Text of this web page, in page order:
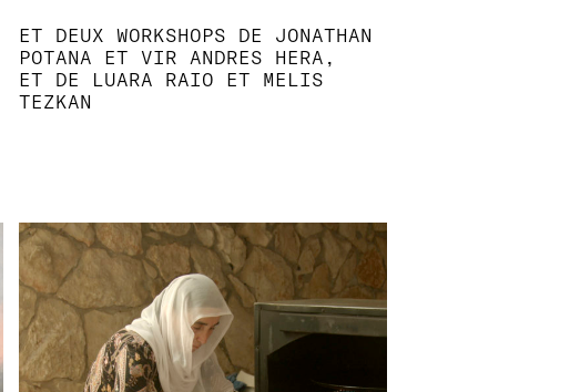
ET DEUX WORKSHOPS DE JONATHAN
POTANA ET VIR ANDRES HERA,
ET DE LUARA RAIO ET MELIS
TEZKAN